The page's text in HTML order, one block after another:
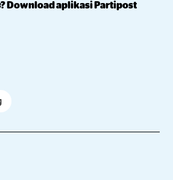
? Download aplikasi Partipost